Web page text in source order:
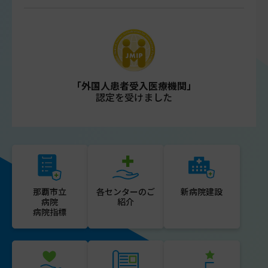
「外国人患者受入医療機関」
認定を受けました
那覇市立
病院
病院指標
各センターのご
紹介
新病院建設